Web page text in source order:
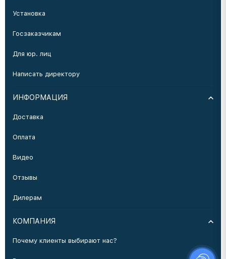
Установка
Госзаказчикам
Для юр. лиц
Написать директору
ИНФОРМАЦИЯ
Доставка
Оплата
Видео
Отзывы
Дилерам
КОМПАНИЯ
Почему клиенты выбирают нас?